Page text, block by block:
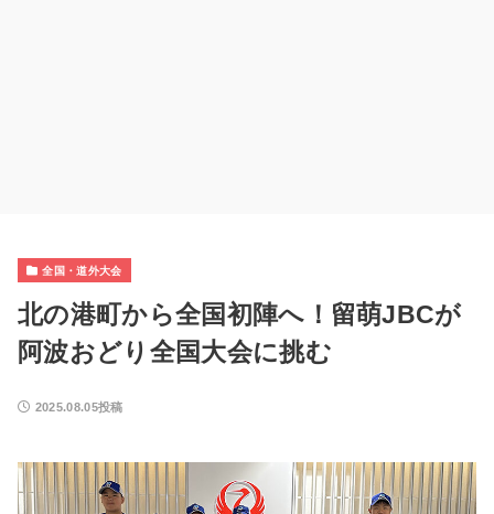
全国・道外大会
北の港町から全国初陣へ！留萌JBCが
阿波おどり全国大会に挑む
2025.08.05投稿